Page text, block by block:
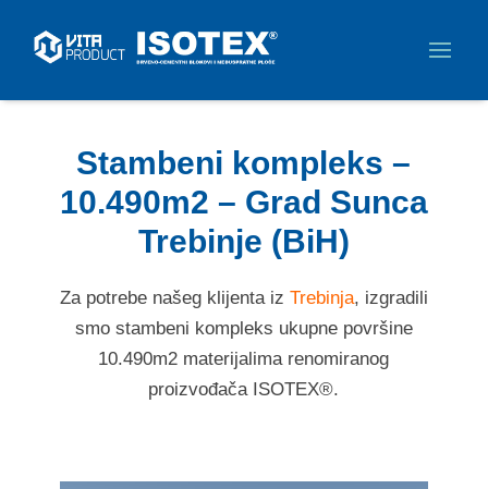
Stambeni kompleks –
10.490m2 – Grad Sunca
Trebinje (BiH)
Za potrebe našeg klijenta iz Trebinja, izgradili
smo stambeni kompleks ukupne površine
10.490m2 materijalima renomiranog
proizvođača ISOTEX®.